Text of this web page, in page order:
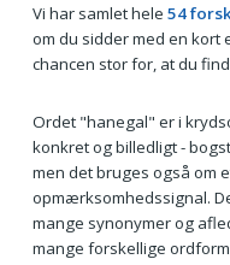
Vi har samlet hele 54
om du sidder med en
chancen stor for, at du
Ordet "hanegal" er i
konkret og billedligt -
men det bruges også om
opmærksomhedssignal.
mange synonymer og
mange forskellige